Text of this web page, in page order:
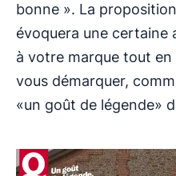
bonne ». La
évoquera une
à votre marque tout
vous démarquer,
«un goût de légende»